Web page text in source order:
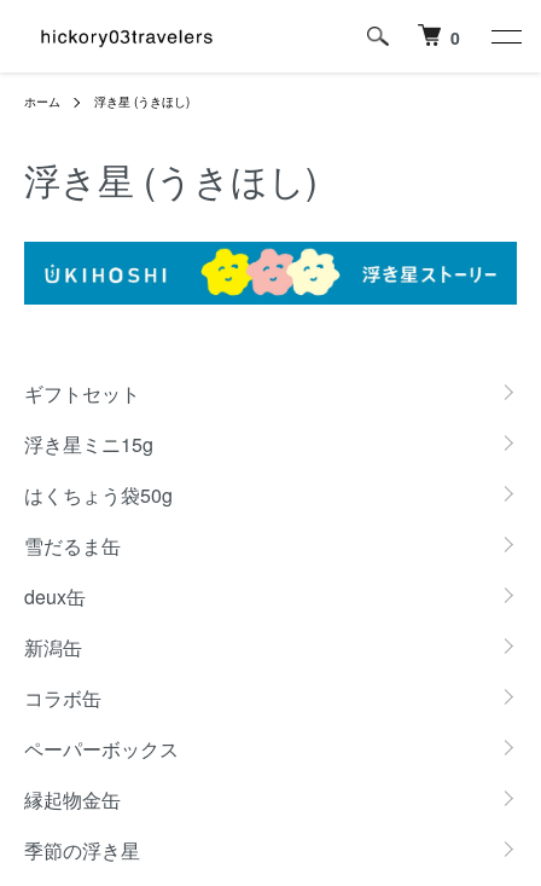
0
ホーム 浮き星 (うきほし)
浮き星 (うきほし)
カテゴリー一覧
ギフトセット
浮き星ミニ15g
はくちょう袋50g
雪だるま缶
deux缶
新潟缶
コラボ缶
ペーパーボックス
縁起物金缶
季節の浮き星